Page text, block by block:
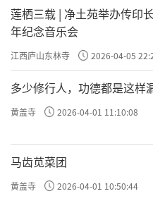
莲栖三载 | 净土苑举办传印
年纪念音乐会
江西庐山东林寺 2026-04-05
多少修行人，功德都是这样
黄盖寺 2026-04-01 11:10:08
马齿苋菜团
黄盖寺 2026-04-01 10:50:44